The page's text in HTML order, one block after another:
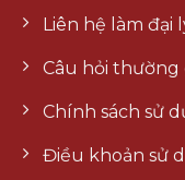
Liên hệ làm đại
Câu hỏi thường
Chính sách sử
Điều khoản sử